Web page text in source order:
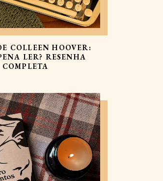
COLLEEN HOOVER:
LER? RESENHA
COMPLETA